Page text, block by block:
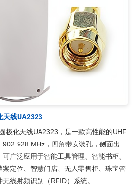
天线UA2323
极化天线UA2323，是一款高性能的UHF
902-928 MHz，四角带安装孔，侧面出
广泛应用于智能工具管理、智能书柜、
案定位、智慧门店、无人零售柜、珠宝管
线射频识别（RFID）系统。